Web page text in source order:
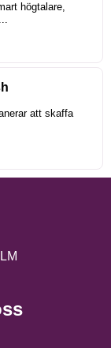
högtalare,
att skaffa